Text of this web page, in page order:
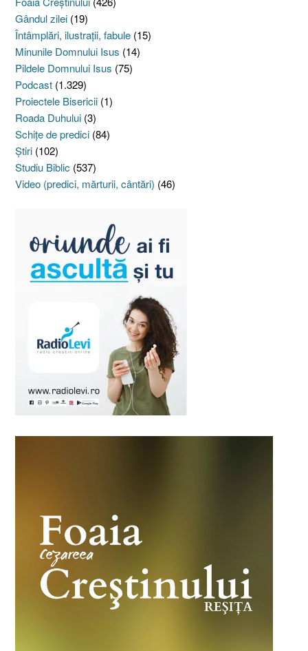
Gândul zilei (19)
Întâmplări, ilustraţii, fabule (15)
Minunile Domnului Isus (14)
Pildele Domnului Isus (75)
Podcast (1.329)
Proiectele Bisericii (1)
Roada Duhului (3)
Schiţe de predici (84)
Ştiri (102)
Studiu Biblic (537)
Video (predici, mărturii, cântări) (46)